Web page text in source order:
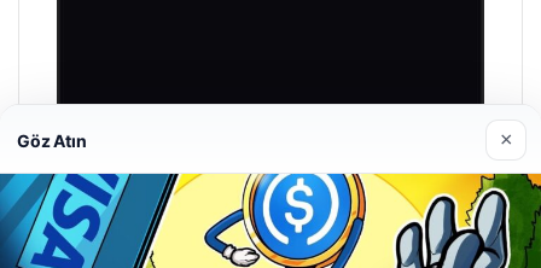
Prenses Night Club
Nisan 29, 2026
Göz Atın ×